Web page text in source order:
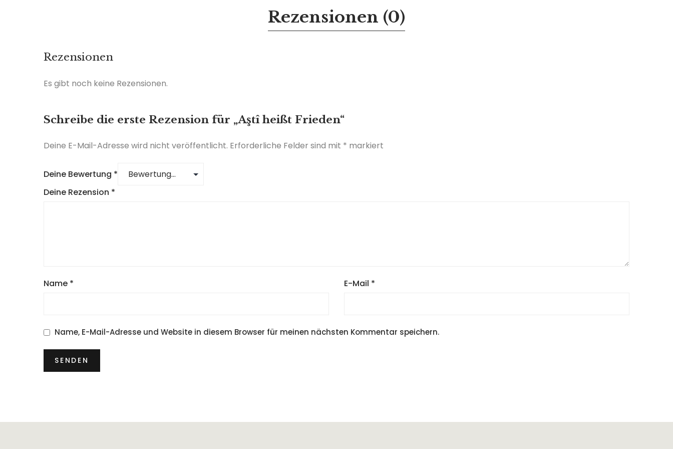
Rezensionen (0)
Rezensionen
Es gibt noch keine Rezensionen.
Schreibe die erste Rezension für „Aştî heißt Frieden“
Deine E-Mail-Adresse wird nicht veröffentlicht. Erforderliche Felder sind mit * markiert
Deine Bewertung *
Deine Rezension *
Name * E-Mail *
Name, E-Mail-Adresse und Website in diesem Browser für meinen nächsten Kommentar speichern.